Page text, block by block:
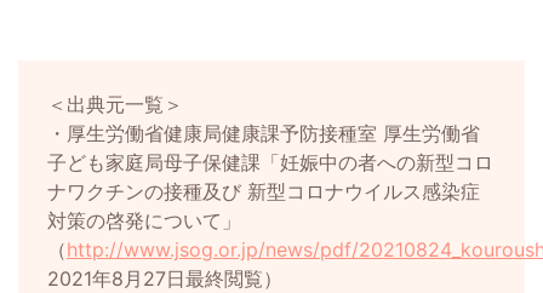
＜出典元一覧＞
・厚生労働省健康局健康課予防接種室 厚生労働省
子ども家庭局母子保健課「妊娠中の者への新型コロ
ナワクチンの接種及び 新型コロナウイルス感染症
対策の啓発について」
（http://www.jsog.or.jp/news/pdf/
2021年8月27日最終閲覧）